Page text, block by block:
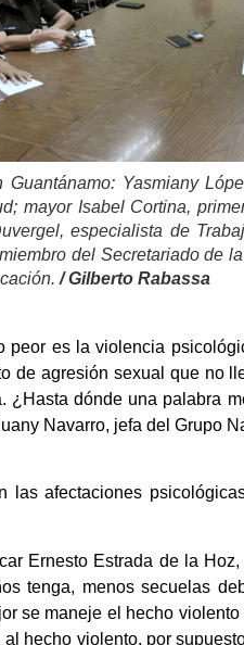
Guantánamo: Yasmiany
mayor Isabel Cortina,
especialista de
del Secretariado de
/ Gilberto Rabassa
peor es la violencia
de agresión sexual que no
¿Hasta dónde una palabra
Navarro, jefa del Grupo
las afectaciones
Ernesto Estrada de la Hoz,
tenga, menos secuelas
se maneje el hecho
hecho violento, por